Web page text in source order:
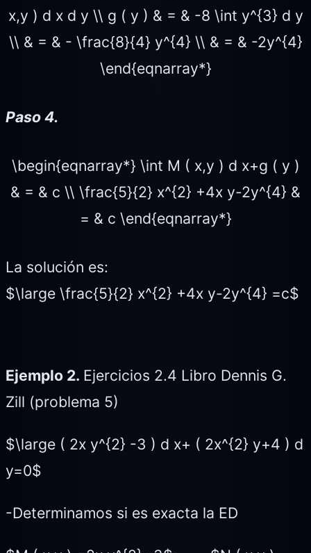
x,y ) d x d y \\ g ( y ) & = & -8 \int y^{3} d y
\\ & = & - \frac{8}{4} y^{4} \\ & = & -2y^{4}
\end{eqnarray*}
Paso 4.
\begin{eqnarray*} \int M ( x,y ) d x+g ( y )
& = & c \\ \frac{5}{2} x^{2} +4x y-2y^{4} &
= & c \end{eqnarray*}
La solución es:
$\large \frac{5}{2} x^{2} +4x y-2y^{4} =c$
Ejemplo 2. Ejercicios 2.4 Libro Dennis G.
Zill (problema 5)
$\large ( 2x y^{2} -3 ) d x+ ( 2x^{2} y+4 ) d
y=0$
-Determinamos si es exacta la ED